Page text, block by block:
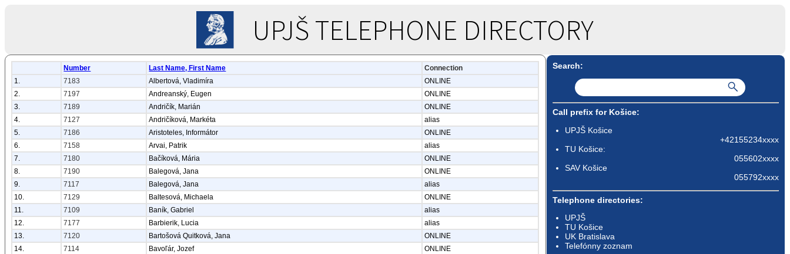
UPJŠ TELEPHONE DIRECTORY
Number Last Name, First Name
Connection
1.
7183 Albertová, Vladimíra
ONLINE
2.
7197 Andreanský, Eugen
ONLINE
3.
7189 Andričík, Marián
ONLINE
4.
7127 Andričíková, Markéta
alias
5.
7186 Aristoteles, Informátor
ONLINE
6.
7158 Arvai, Patrik
alias
7.
7180 Bačíková, Mária
ONLINE
8.
7190 Balegová, Jana
ONLINE
9.
7117 Balegová, Jana
alias
10.
7129 Baltesová, Michaela
ONLINE
11.
7109 Baník, Gabriel
alias
12.
7177 Barbierik, Lucia
alias
13.
7120 Bartošová Quitková, Jana
ONLINE
14.
7114 Bavoľár, Jozef
ONLINE
Search:
Call prefix for Košice:
UPJŠ Košice
+42155234xxxx
TU Košice:
055602xxxx
SAV Košice
055792xxxx
Telephone directories:
UPJŠ
TU Košice
UK Bratislava
Telefónny zoznam